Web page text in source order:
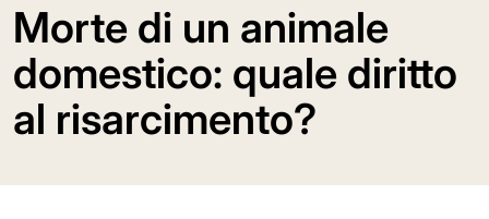
Morte di un animale
domestico: quale diritto
al risarcimento?